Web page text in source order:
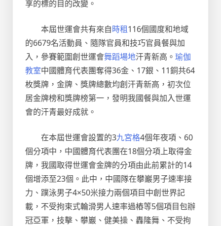
享的標的目的改變。
本屆世運會共有來自時租116個國度和地域
的6679名活動員、隨隊官員和技巧官員餐與加
入，參賽範圍創世運會舞蹈場地汗青新高。 瑜伽
教室中國體育代表團奪得36金、17銀、11銅共64
枚獎牌，金牌、獎牌總數均創汗青新高，初次位
居金牌榜和獎牌榜第一，發明我國餐與加入世運
會的汗青最好成就。
在本屆世運會設置的3九宮格4個年夜項、60
個分項中，中國體育代表團在18個分項上取得金
牌，我國取得世運會金牌的分項由此前累計的14
個增添至23個。此中，中國隊在攀巖男子速率接
力、蹼泳男子4×50米接力兩個項目中創世界記
載，不受拘束式輪滑男人速率過樁等5個項目包辦
冠亞軍，技擊、攀巖、健美操、轟隆舞、不受拘